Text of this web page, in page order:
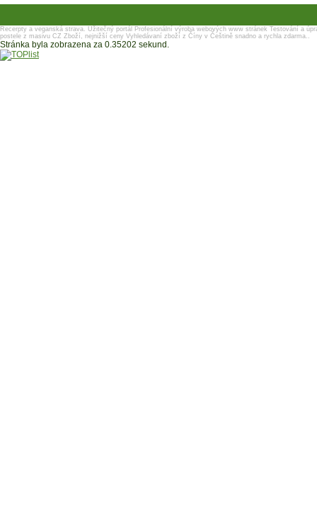
Recerpty a veganská strava. Užitečný portál Profesionální výroba webových www stránek Testování a
postele z masivu CZ Zboží, nejnižší ceny Vyhledávaní zboží z Číny v Češtině snadno a rychla zdarma..
Stránka byla zobrazena za 0.35202 sekund.